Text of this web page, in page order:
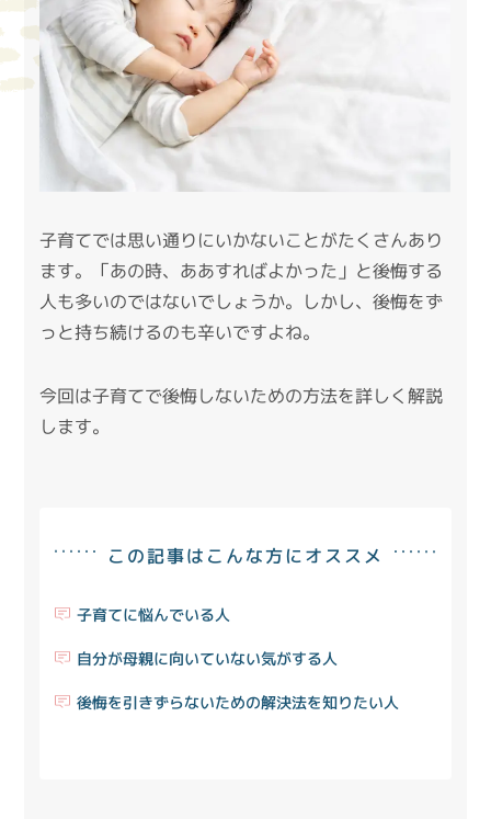
子育てでは思い通りにいかないことがたくさんあり
ます。「あの時、ああすればよかった」と後悔する
人も多いのではないでしょうか。しかし、後悔をず
っと持ち続けるのも辛いですよね。
今回は子育てで後悔しないための方法を詳しく解説
します。
この記事はこんな方にオススメ
子育てに悩んでいる人
自分が母親に向いていない気がする人
後悔を引きずらないための解決法を知りたい人